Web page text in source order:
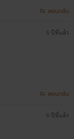
ตอบกลับ
5 ปีที่แล้ว
ตอบกลับ
5 ปีที่แล้ว